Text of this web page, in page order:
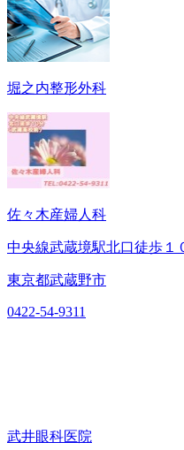
堀之内整形外科
佐々木産婦人科
中央線武蔵境駅北口徒歩１
東京都武蔵野市
0422-54-9311
武井眼科医院